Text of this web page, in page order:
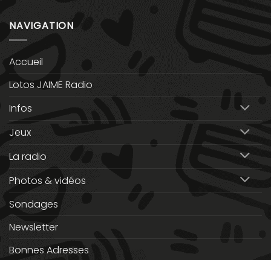
NAVIGATION
Accueil
Lotos JAIME Radio
Infos
Jeux
La radio
Photos & vidéos
Sondages
Newsletter
Bonnes Adresses